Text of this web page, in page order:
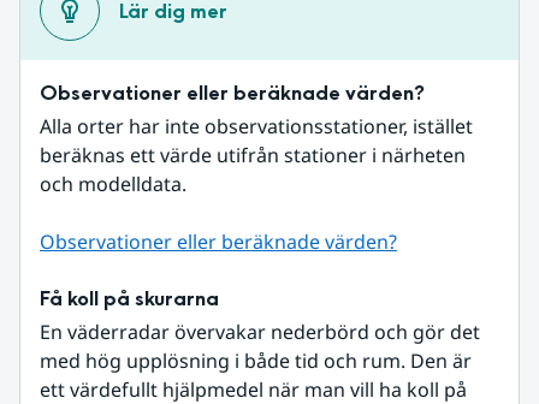
Lär dig mer
Observationer eller beräknade värden?
Alla orter har inte observationsstationer, istället
beräknas ett värde utifrån stationer i närheten
och modelldata.
Observationer eller beräknade värden?
Få koll på skurarna
En väderradar övervakar nederbörd och gör det
med hög upplösning i både tid och rum. Den är
ett värdefullt hjälpmedel när man vill ha koll på